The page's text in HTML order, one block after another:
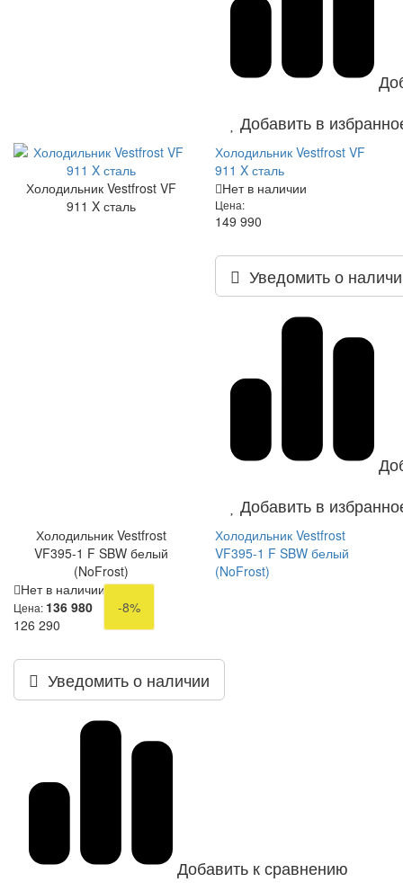
Добавить в
Холодильник Vestfrost VF
911 X сталь
Холодильник Vestfrost VF
911 X сталь
Нет в наличии
Цена:
149 990
Уведомить о
Добавить в
Холодильник Vestfrost
VF395-1 F SBW белый
(NoFrost)
Холодильник Vestfrost
VF395-1 F SBW белый
(NoFrost)
Нет в наличии
Цена: 136 980
-8%
126 290
Уведомить о наличии
Добавить к сравнению